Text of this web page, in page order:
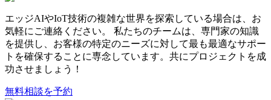
エッジAIやIoT技術の複雑な世界を探索している場合は、お
気軽にご連絡ください。
私たちのチームは、専門家の知識
を提供し、お客様の特定のニーズに対して最も最適なサポー
トを確保することに専念しています。共にプロジェクトを成
功させましょう！
無料相談を予約